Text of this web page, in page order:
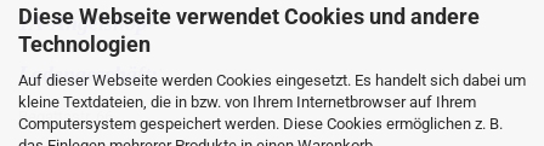
Diese Webseite verwendet Cookies und andere
Technologien
Auf dieser Webseite werden Cookies eingesetzt. Es handelt sich dabei um
kleine Textdateien, die in bzw. von Ihrem Internetbrowser auf Ihrem
Computersystem gespeichert werden. Diese Cookies ermöglichen z. B.
1A-Angelshop-
Ladengeschäft: :
Regattastr. 66